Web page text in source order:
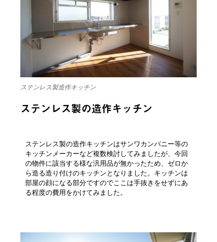
ステンレス製造作キッチン
ステンレス製の造作キッチン
ステンレス製の造作キッチンはサンワカンパニー等の
キッチンメーカーなど複数検討してみましたが、今回
の物件に該当する様な汎用品が無かったため、ゼロか
ら造る造り付けのキッチンとなりました。キッチンは
部屋の顔になる部分ですのでここは手抜きをせずにあ
る程度の費用をかけてみました。